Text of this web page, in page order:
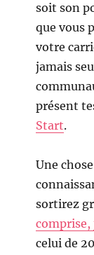
soit son
que vous
votre
jamais
présent
Start.
Une
sortirez
comprise,
celui de